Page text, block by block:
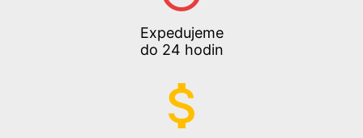
Expedujeme
do 24 hodin